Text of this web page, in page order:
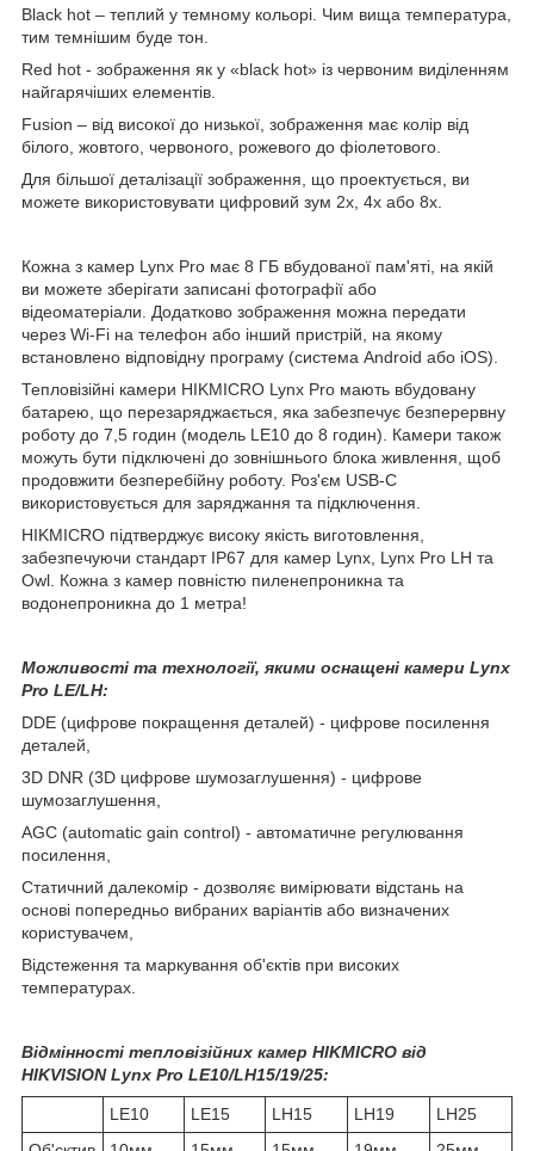
Black hot – теплий у темному кольорі. Чим вища температура,
тим темнішим буде тон.
Red hot - зображення як у «black hot» із червоним виділенням
найгарячіших елементів.
Fusion – від високої до низької, зображення має колір від
білого, жовтого, червоного, рожевого до фіолетового.
Для більшої деталізації зображення, що проектується, ви
можете використовувати цифровий зум 2х, 4х або 8х.
Кожна з камер Lynx Pro має 8 ГБ вбудованої пам'яті, на якій
ви можете зберігати записані фотографії або
відеоматеріали. Додатково зображення можна передати
через Wi-Fi на телефон або інший пристрій, на якому
встановлено відповідну програму (система Android або iOS).
Тепловізійні камери HIKMICRO Lynx Pro мають вбудовану
батарею, що перезаряджається, яка забезпечує безперервну
роботу до 7,5 годин (модель LE10 до 8 годин). Камери також
можуть бути підключені до зовнішнього блока живлення, щоб
продовжити безперебійну роботу. Роз'єм USB-C
використовується для заряджання та підключення.
HIKMICRO підтверджує високу якість виготовлення,
забезпечуючи стандарт IP67 для камер Lynx, Lynx Pro LH та
Owl. Кожна з камер повністю пиленепроникна та
водонепроникна до 1 метра!
Можливості та технології, якими оснащені камери Lynx
Pro LE/LH:
DDE (цифрове покращення деталей) - цифрове посилення
деталей,
3D DNR (3D цифрове шумозаглушення) - цифрове
шумозаглушення,
AGC (automatic gain control) - автоматичне регулювання
посилення,
Статичний далекомір - дозволяє вимірювати відстань на
основі попередньо вибраних варіантів або визначених
користувачем,
Відстеження та маркування об'єктів при високих
температурах.
Відмінності тепловізійних камер HIKMICRO від
HIKVISION Lynx Pro LE10/LH15/19/25:
LE10 LE15 LH15 LH19
LH25